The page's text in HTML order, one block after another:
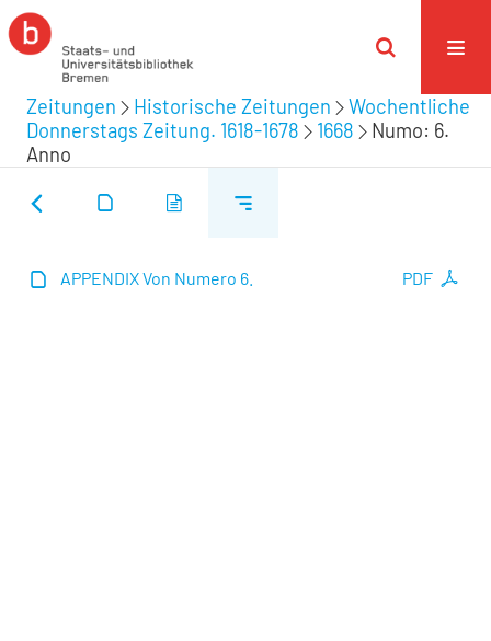
Zeitungen Historische Zeitungen
Wochentliche
Donnerstags Zeitung. 1618-1678
1668
Numo: 6.
Anno
PDF
APPENDIX Von Numero 6.